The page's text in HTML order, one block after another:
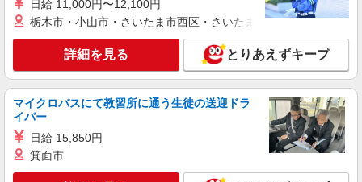
スマホ携帯販売【ソフトバンク】
月給227500円〜 昇給有 ※残業代支給 ★交通
費別途支給（規定あり） ゜+゜・。○。・゜
+゜・。○。・゜+゜ 入社祝い金10万円支給(規定
有) お友達を紹介頂くと, インセンティブ支給(規定
有) ゜・。○。・゜+゜・。○。・゜+゜
広島県東広島市の家電量販店
キープ 詳細を見る
派遣社員
株式会社シエロ
日給 11,000円〜12,100円
栃木市・小山市・さいたま市西区・さいたま市岩槻区・久喜市・
詳細を見る とりあえずキープ
マイクロバスにて教習所に通う生徒の送迎ドラ
イバー
日給 15,850円
箕面市